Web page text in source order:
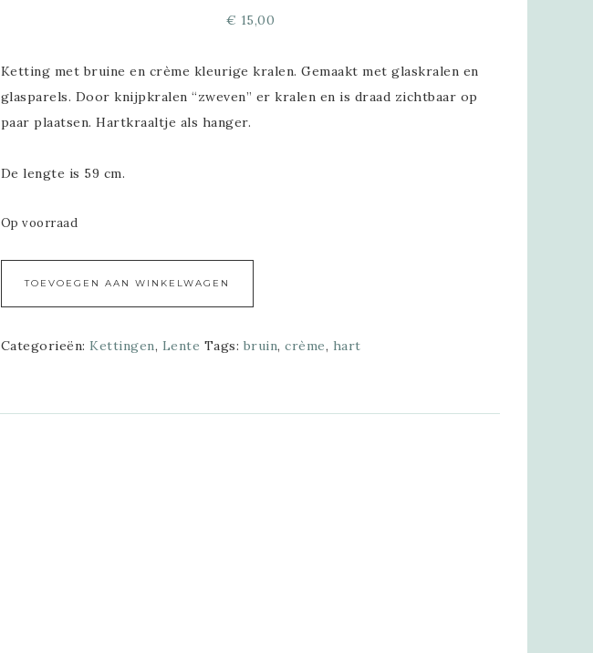
€ 15,00
Ketting met bruine en crème kleurige kralen. Gemaakt met glaskralen en
glasparels. Door knijpkralen “zweven” er kralen en is draad zichtbaar op
paar plaatsen. Hartkraaltje als hanger.
De lengte is 59 cm.
Op voorraad
TOEVOEGEN AAN WINKELWAGEN
Categorieën:Kettingen, Lente Tags: bruin,crème, hart